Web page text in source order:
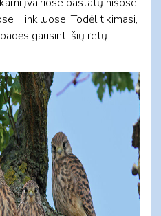
inkiluose. Todėl tikimasi,
gausinti šių retų